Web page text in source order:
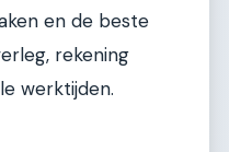
en de beste
rekening
werktijden.